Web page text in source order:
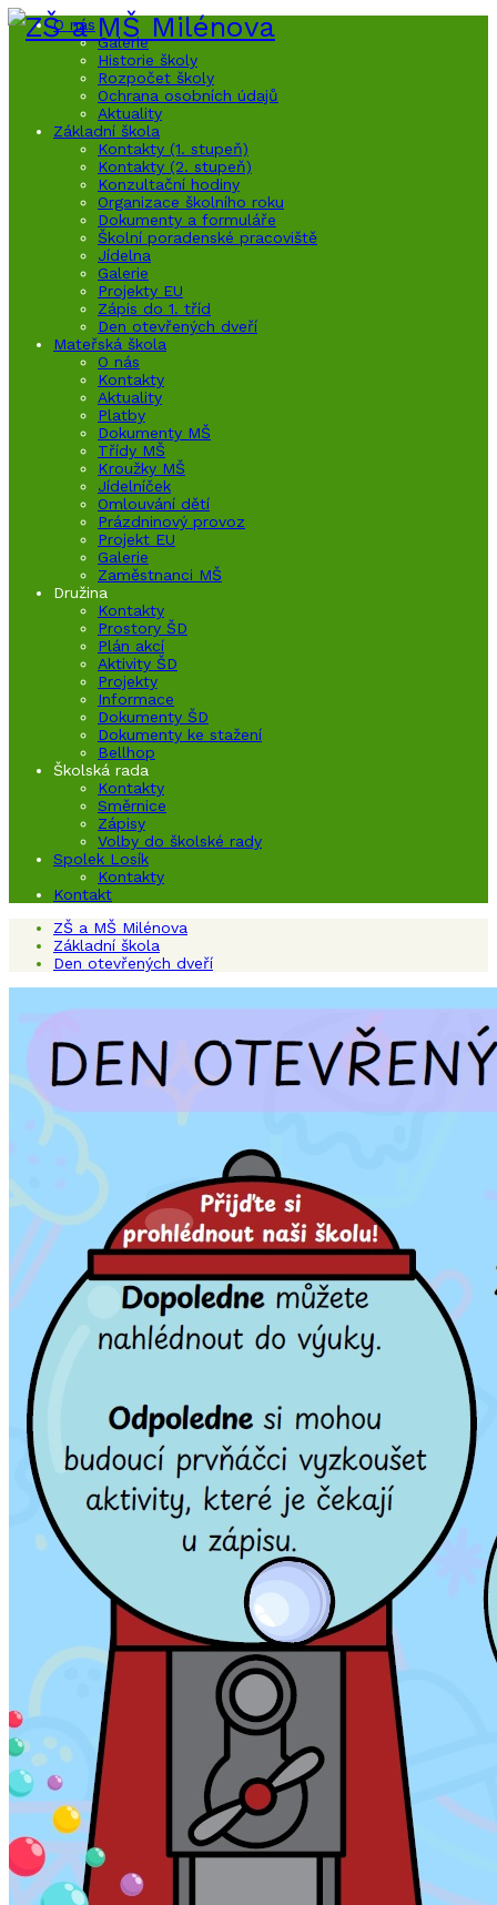
O nás
Galerie
Historie školy
Rozpočet školy
Ochrana osobních údajů
Aktuality
Základní škola
Kontakty (1. stupeň)
Kontakty (2. stupeň)
Konzultační hodiny
Organizace školního roku
Dokumenty a formuláře
Školní poradenské pracoviště
Jídelna
Galerie
Projekty EU
Zápis do 1. tříd
Den otevřených dveří
Mateřská škola
O nás
Kontakty
Aktuality
Platby
Dokumenty MŠ
Třídy MŠ
Kroužky MŠ
Jídelníček
Omlouvání dětí
Prázdninový provoz
Projekt EU
Galerie
Zaměstnanci MŠ
Družina
Kontakty
Prostory ŠD
Plán akcí
Aktivity ŠD
Projekty
Informace
Dokumenty ŠD
Dokumenty ke stažení
Bellhop
Školská rada
Kontakty
Směrnice
Zápisy
Volby do školské rady
Spolek Losík
Kontakty
Kontakt
ZŠ a MŠ Milénova
Základní škola
Den otevřených dveří